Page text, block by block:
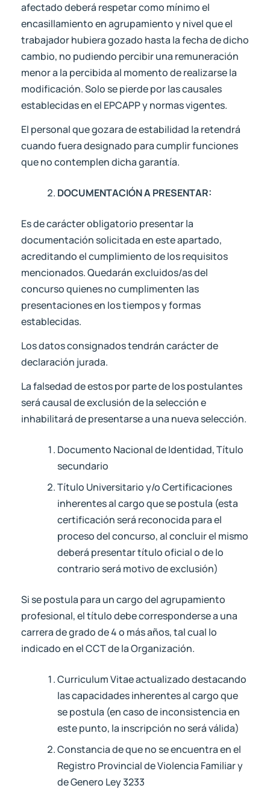
afectado deberá respetar como mínimo el
encasillamiento en agrupamiento y nivel que el
trabajador hubiera gozado hasta la fecha de dicho
cambio, no pudiendo percibir una remuneración
menor a la percibida al momento de realizarse la
modificación. Solo se pierde por las causales
establecidas en el EPCAPP y normas vigentes.
El personal que gozara de estabilidad la retendrá
cuando fuera designado para cumplir funciones
que no contemplen dicha garantía.
DOCUMENTACIÓN A PRESENTAR:
Es de carácter obligatorio presentar la
documentación solicitada en este apartado,
acreditando el cumplimiento de los requisitos
mencionados. Quedarán excluidos/as del
concurso quienes no cumplimenten las
presentaciones en los tiempos y formas
establecidas.
Los datos consignados tendrán carácter de
declaración jurada.
La falsedad de estos por parte de los postulantes
será causal de exclusión de la selección e
inhabilitará de presentarse a una nueva selección.
Documento Nacional de Identidad, Título
secundario
Título Universitario y/o Certificaciones
inherentes al cargo que se postula (esta
certificación será reconocida para el
proceso del concurso, al concluir el mismo
deberá presentar título oficial o de lo
contrario será motivo de exclusión)
Si se postula para un cargo del agrupamiento
profesional, el título debe corresponderse a una
carrera de grado de 4 o más años, tal cual lo
indicado en el CCT de la Organización.
Curriculum Vitae actualizado destacando
las capacidades inherentes al cargo que
se postula (en caso de inconsistencia en
este punto, la inscripción no será válida)
Constancia de que no se encuentra en el
Registro Provincial de Violencia Familiar y
de Genero Ley 3233